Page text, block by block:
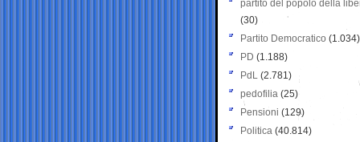
partito del popolo della
(30)
Partito Democratico (1.034)
PD (1.188)
PdL (2.781)
pedofilia (25)
Pensioni (129)
Politica (40.814)